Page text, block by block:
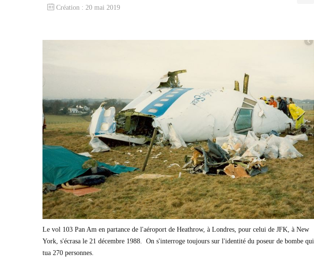
Création : 20 mai 2019
Le vol 103 Pan Am en partance de l'aéroport de Heathrow, à Londres, pour celui de JFK, à New
York, s'écrasa le 21 décembre 1988. On s'interroge toujours sur l'identité du poseur de bombe qui
tua 270 personnes.